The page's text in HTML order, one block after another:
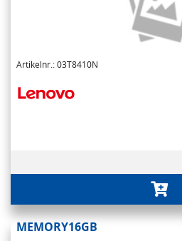
Artikelnr.: 03T8410N
MEMORY16GB